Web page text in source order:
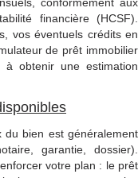
financière (HCSF).
vos éventuels crédits en
de prêt immobilier
obtenir une estimation
bien est généralement
garantie, dossier).
votre plan : le prêt